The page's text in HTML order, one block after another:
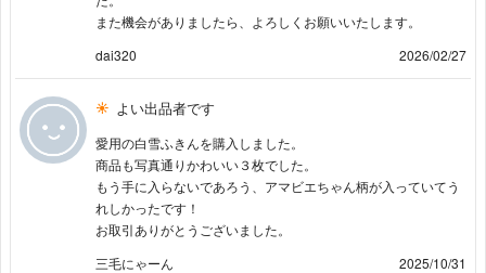
また機会がありましたら、よろしくお願いいたします。
dai320
2026/02/27
よい出品者です
愛用の白雪ふきんを購入しました。
商品も写真通りかわいい３枚でした。
もう手に入らないであろう、アマビエちゃん柄が入っていてう
れしかったです！
お取引ありがとうございました。
三毛にゃーん
2025/10/31